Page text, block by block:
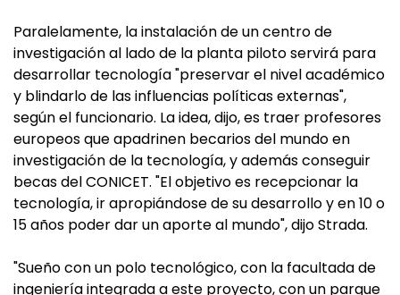
Paralelamente, la instalación de un centro de
investigación al lado de la planta piloto servirá para
desarrollar tecnología "preservar el nivel académico
y blindarlo de las influencias políticas externas",
según el funcionario. La idea, dijo, es traer profesores
europeos que apadrinen becarios del mundo en
investigación de la tecnología, y además conseguir
becas del CONICET. "El objetivo es recepcionar la
tecnología, ir apropiándose de su desarrollo y en 10 o
15 años poder dar un aporte al mundo", dijo Strada.
"Sueño con un polo tecnológico, con la facultada de
ingeniería integrada a este proyecto, con un parque